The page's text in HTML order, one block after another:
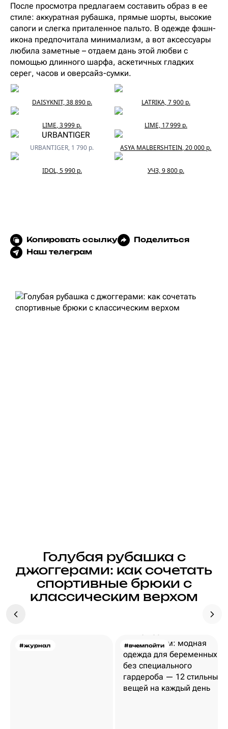
После просмотра предлагаем составить образ в ее
стиле: аккуратная рубашка, прямые шорты, высокие
сапоги и слегка приталенное пальто. В одежде фэшн-
икона предпочитала минимализм, а вот аксессуары
любила заметные – отдаем дань этой любви с
помощью длинного шарфа, аскетичных гладких
серег, часов и оверсайз-сумки.
DAISYKNIT, 38 890 р. LATRIKA, 7 900 р.
LIME, 3 999 р. LIME, 17 999 р.
URBANTIGER, 1 790 р. ASYA MALBERSHTEIN, 20 000 р.
IDOL, 5 990 р. УЧЗ, 9 800 р.
Копировать ссылку
Поделиться
Наш телеграм
Голубая рубашка с
джоггерами: как сочетать
спортивные брюки с
классическим верхом
#журнал #вчемпойти